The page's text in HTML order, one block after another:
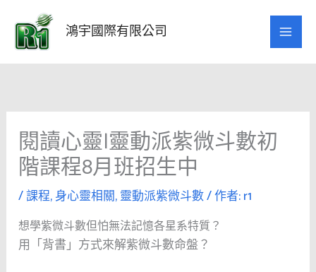
要
鴻宇國際有限公司
閱讀心靈|靈動派紫微斗數初
階課程8月班招生中
/課程,身心靈相關,靈動派紫微斗數/ 作者:r1
想學紫微斗數但怕無法記憶各星系特質？
用「背書」方式來解紫微斗數命盤？